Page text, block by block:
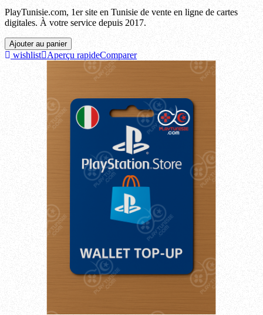
PlayTunisie.com, 1er site en Tunisie de vente en ligne de cartes
digitales. À votre service depuis 2017.
Ajouter au panier
wishlist Aperçu rapideComparer